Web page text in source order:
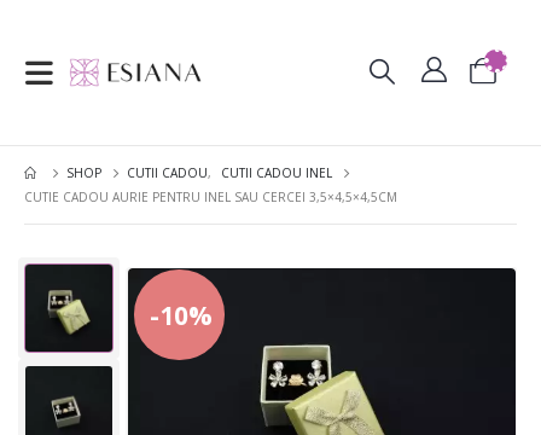
SHOP CUTII CADOU,
CUTII CADOU INEL
CUTIE CADOU AURIE PENTRU INEL SAU CERCEI 3,5×4,5×4,5CM
-10%